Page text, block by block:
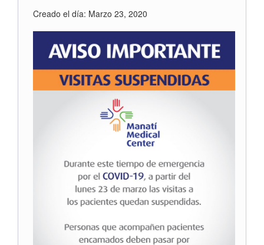
Creado el día: Marzo 23, 2020